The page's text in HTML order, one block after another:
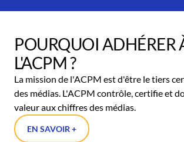
POURQUOI ADHÉRER
L'ACPM ?
La mission de l'ACPM est d'être le tiers
des médias. L'ACPM contrôle, certifie et
valeur aux chiffres des médias.
EN SAVOIR +